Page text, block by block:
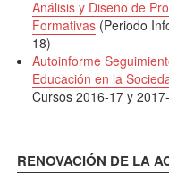
Análisis y Diseño de
Formativas (Periodo
18)
Autoinforme
Educación en la
Cursos 2016-17 y
RENOVACIÓN DE LA